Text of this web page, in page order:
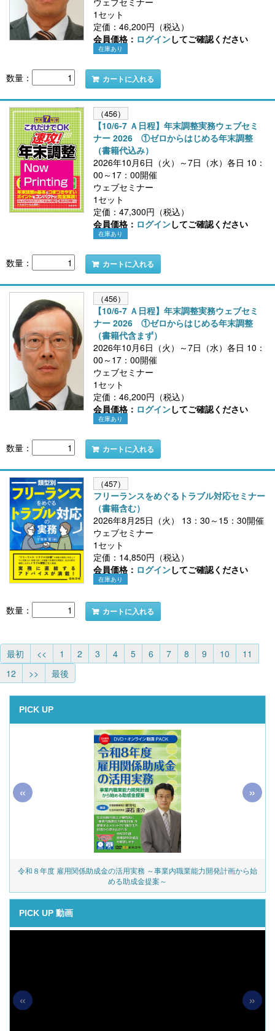
1セット
定価：46,200円（税込）
会員価格： ログインしてご確認ください
在庫あり
数量： カートに入れる
（456）
【10/6-7 Ａ日程】年末調整実務ウェブセミ
ナー 2026 ①ゼロからはじめる年末調整
（書籍代込み）
2026年10月6日（火）～7日（水）各日 10：
00～17：00開催
ウェブセミナー
1セット
定価：47,300円（税込）
会員価格： ログインしてご確認ください
在庫あり
数量： カートに入れる
（456）
【10/6-7 Ａ日程】年末調整実務ウェブセミ
ナー 2026 ①ゼロからはじめる年末調整
（書籍代含まず）
2026年10月6日（火）～7日（水）各日 10：
00～17：00開催
ウェブセミナー
1セット
定価：46,200円（税込）
会員価格： ログインしてご確認ください
在庫あり
数量： カートに入れる
（457）
フリーランスをめぐるトラブル対応セミナー
（書籍含む）
2026年8月25日（火） 13：30～15：30開催
ウェブセミナー
1セット
定価：14,850円（税込）
会員価格： ログインしてご確認ください
在庫あり
数量： カートに入れる
最初 << 1 2 3 4 5 6 7 8 9 10
11
12
>> 最後
PICK UP
令和８年度 雇用関係助成金の活用実務 ～事業内職業能力開発計画から始
める助成金提案～
« »
PICK UP 動画
« »